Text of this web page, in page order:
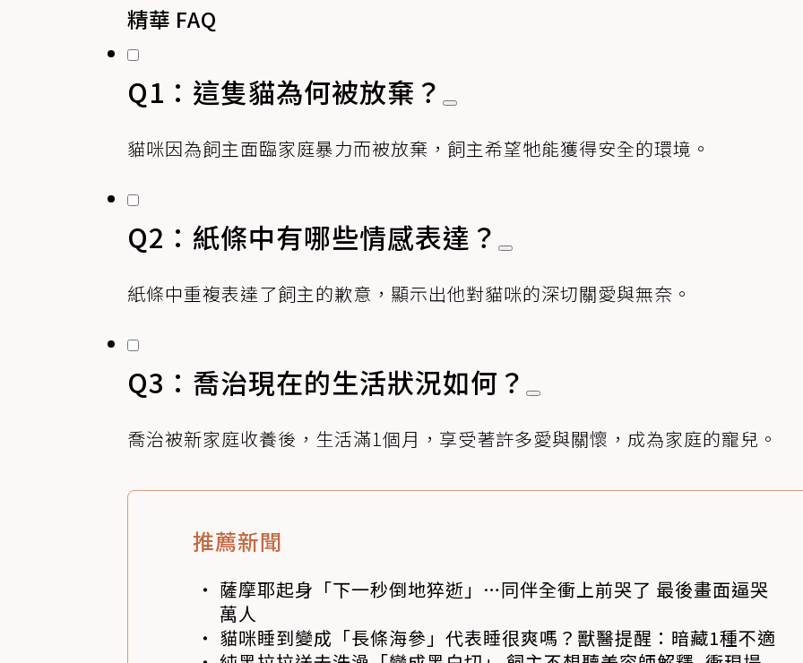
精華 FAQ
Q1：這隻貓為何被放棄？
貓咪因為飼主面臨家庭暴力而被放棄，飼主希望牠能獲得安全的環境。
Q2：紙條中有哪些情感表達？
紙條中重複表達了飼主的歉意，顯示出他對貓咪的深切關愛與無奈。
Q3：喬治現在的生活狀況如何？
喬治被新家庭收養後，生活滿1個月，享受著許多愛與關懷，成為家庭的寵兒。
推薦新聞
薩摩耶起身「下一秒倒地猝逝」…同伴全衝上前哭了 最後畫面逼哭
萬人
貓咪睡到變成「長條海參」代表睡很爽嗎？獸醫提醒：暗藏1種不適